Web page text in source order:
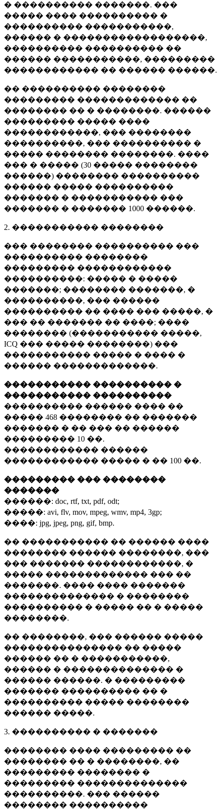
� ���������� �������. ���
����� ���� ���������� �
���������� �����������,
������ � ������������������,
���������� ���������� ��
������ �����������, ���������
������������ �� ������ ������.
�� ���������� ��������
��������� ������������� ��
�������� �� � ��������. ������
��������� ����� ����
������������, ��� ��������
����������, ��� ���������� �
����� �������� ��������. ����
��� � ����� (30 ����� ��������
������) �������� ����������
������ ����� ����������
������� � ����������� ���
������� � ������� 1000 ������.
2. ����������� ��������
��� �������� ���������� ���
���������� ��������
��������� ������������
����������: ����� � �����
�������; �������� �������, �
����������, ��� ������
���������� �� ���� ��� �����, �
��� �� ������� �� ����; ����
�������� (����������� �����,
ICQ ��� ����� ��������) ���
����������� ����� � ���� �
������ �������������.
����������� ���������� �
����������� ����������
���������� ������ ���� ��
����� 468 �������� �� �������
������� � �� ��� �� ������
��������� 10 ��.
������������ ������
������������ ����� � �� 100 ��.
��������� ��� ��������
�������
������: doc, rtf, txt, pdf, odt;
�����: avi, flv, mov, mpeg, wmv, mp4, 3gp;
����: jpg, jpeg, png, gif, bmp.
�� ����������� �� ������ ����
�������� ������ ��������, ���
��� ������� ������������, �
����� ������������� ��� ��
�������. ���� ���� �������
�������������� � ��������
���������� � ����� �� � �����
��������.
�� ��������, ��� ������ �����
��������������� �� �����
������ �� � �����������,
������ � �������������� �
������ ������. � ���������
������� ���������� �� �
���������� ����� ��������
������ �����.
3. ���������� � �������
�������� ���� ��������� ��
�������� �� � ��������, ��
��������� �������� �
��������� ��������������
����������. ��� ������
�������� ����������